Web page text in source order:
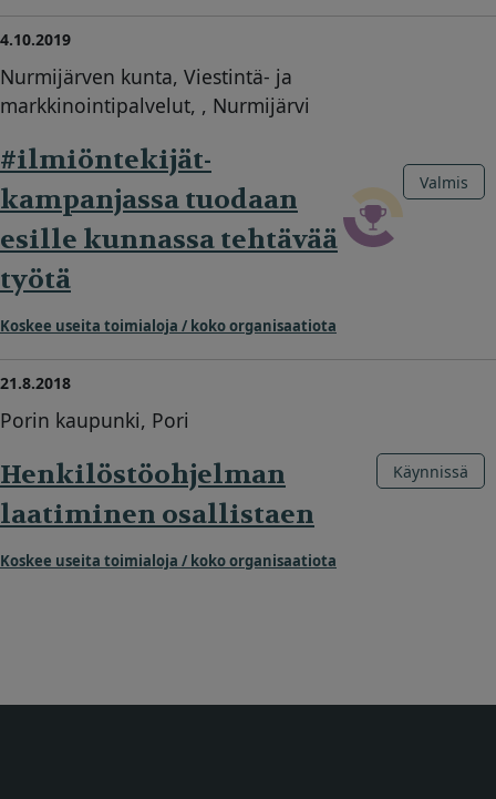
4.10.2019
Nurmijärven kunta, Viestintä- ja
markkinointipalvelut, , Nurmijärvi
#ilmiöntekijät-
kampanjassa tuodaan
esille kunnassa tehtävää
työtä
Koskee useita toimialoja / koko organisaatiota
Valmis
21.8.2018
Porin kaupunki, Pori
Henkilöstöohjelman
laatiminen osallistaen
Koskee useita toimialoja / koko organisaatiota
Käynnissä